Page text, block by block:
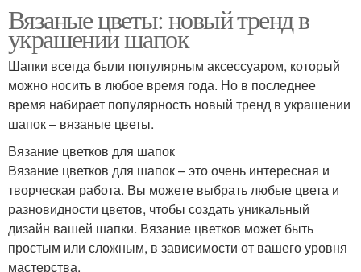
Вязаные цветы: новый тренд в
украшении шапок
Шапки всегда были популярным аксессуаром, который
можно носить в любое время года. Но в последнее
время набирает популярность новый тренд в украшении
шапок – вязаные цветы.
Вязание цветков для шапок
Вязание цветков для шапок – это очень интересная и
творческая работа. Вы можете выбрать любые цвета и
разновидности цветов, чтобы создать уникальный
дизайн вашей шапки. Вязание цветков может быть
простым или сложным, в зависимости от вашего уровня
мастерства.